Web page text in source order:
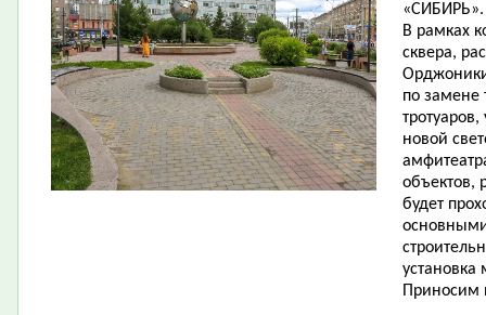
«СИБИРЬ».
В рамках
сквера,
по замене
новой
объектов,
будет
установка
Приносим